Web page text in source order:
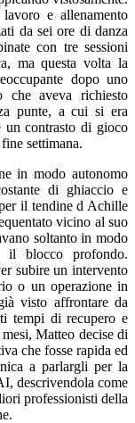
e allenamento
da sei ore di danza
con tre sessioni
ma questa volta la
dopo uno
che aveva richiesto
punte, a cui si era
un contrasto di gioco
settimana.
in modo autonomo
di ghiaccio e
il tendine d Achille
vicino al suo
soltanto in modo
il blocco profondo.
subire un intervento
o un operazione in
visto affrontare da
tempi di recupero e
Matteo decise di
che fosse rapida ed
a parlargli per la
descrivendola come
professionisti della